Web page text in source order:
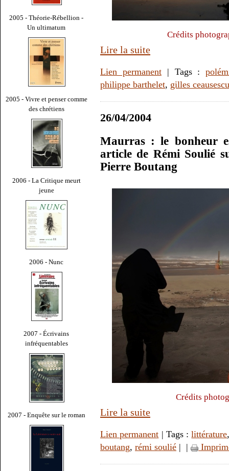
2005 - Théorie-Rébellion -
Un ultimatum
2005 - Vivre et penser comme
des chrétiens
2006 - La Critique meurt
jeune
2006 - Nunc
2007 - Écrivains
infréquentables
2007 - Enquête sur le roman
Crédits
Lire la suite
Lien permanent| Tags :
philippe barthelet, gilles ceausescu
26/04/2004
Maurras : le bonheur
article de Rémi Soulié
Pierre Boutang
Crédits
Lire la suite
Lien permanent | Tags :littérature
boutang, rémi soulié | |